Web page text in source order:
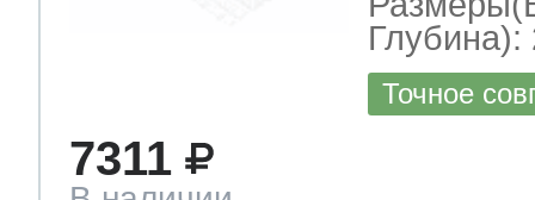
Глубина):
Точное
7311